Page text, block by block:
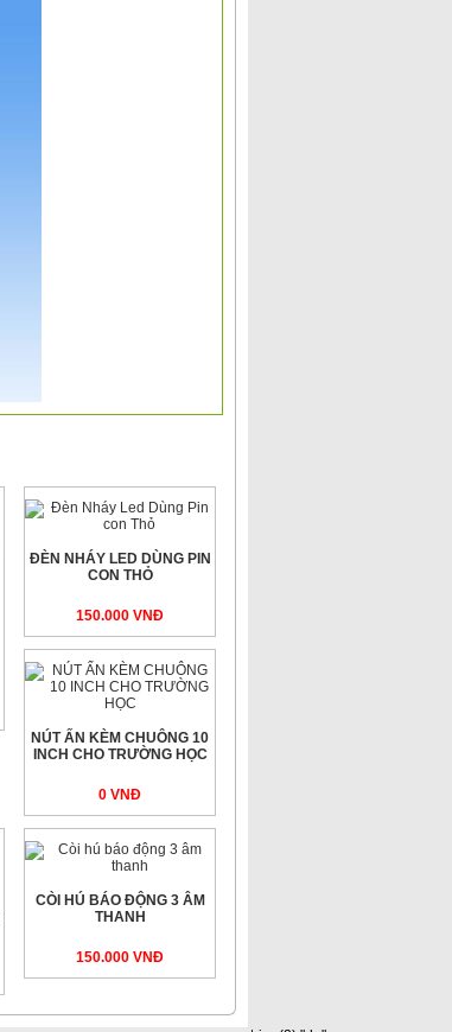
ĐÈN NHÁY LED DÙNG PIN
CON THỎ
150.000 VNÐ
NÚT ẤN KÈM CHUÔNG 10
INCH CHO TRƯỜNG HỌC
0 VNÐ
CÒI HÚ BÁO ĐỘNG 3 ÂM
THANH
150.000 VNÐ